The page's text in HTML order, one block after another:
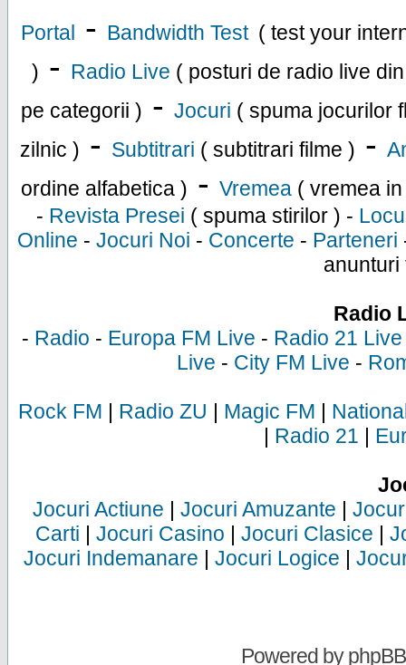
Portal - Bandwidth Test ( test your
) - Radio Live ( posturi de radio live
pe categorii ) - Jocuri ( spuma jocurilor
zilnic ) - Subtitrari ( subtitrari filme ) -
ordine alfabetica ) - Vremea ( vremea
- Revista Presei ( spuma stirilor ) -
Online - Jocuri Noi - Concerte - Parteneri
anunturi
Radio
- Radio - Europa FM Live - Radio 21 Live
Live - City FM Live -
Rock FM | Radio ZU | Magic FM |
| Radio 21 |
Jocuri Actiune | Jocuri Amuzante |
Carti | Jocuri Casino | Jocuri Clasice |
Jocuri Indemanare | Jocuri Logice |
Powered byphpBB